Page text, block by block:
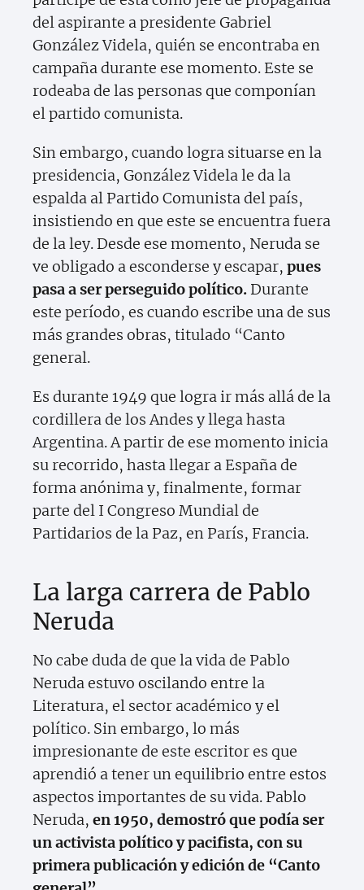
del aspirante a presidente Gabriel
González Videla, quién se encontraba en
campaña durante ese momento. Este se
rodeaba de las personas que componían
el partido comunista.
Sin embargo, cuando logra situarse en la
presidencia, González Videla le da la
espalda al Partido Comunista del país,
insistiendo en que este se encuentra fuera
de la ley. Desde ese momento, Neruda se
ve obligado a esconderse y escapar, pues
pasa a ser perseguido político. Durante
este período, es cuando escribe una de sus
más grandes obras, titulado “Canto
general.
Es durante 1949 que logra ir más allá de la
cordillera de los Andes y llega hasta
Argentina. A partir de ese momento inicia
su recorrido, hasta llegar a España de
forma anónima y, finalmente, formar
parte del I Congreso Mundial de
Partidarios de la Paz, en París, Francia.
La larga carrera de Pablo
Neruda
No cabe duda de que la vida de Pablo
Neruda estuvo oscilando entre la
Literatura, el sector académico y el
político. Sin embargo, lo más
impresionante de este escritor es que
aprendió a tener un equilibrio entre estos
aspectos importantes de su vida. Pablo
Neruda, en 1950, demostró que podía ser
un activista político y pacifista, con su
primera publicación y edición de “Canto